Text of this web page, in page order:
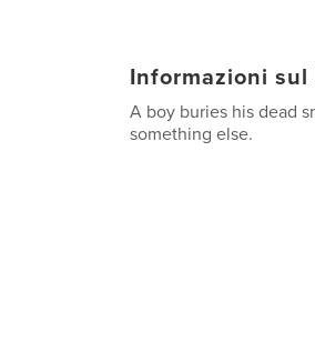
Informazioni sul
A boy buries his dead
something else.